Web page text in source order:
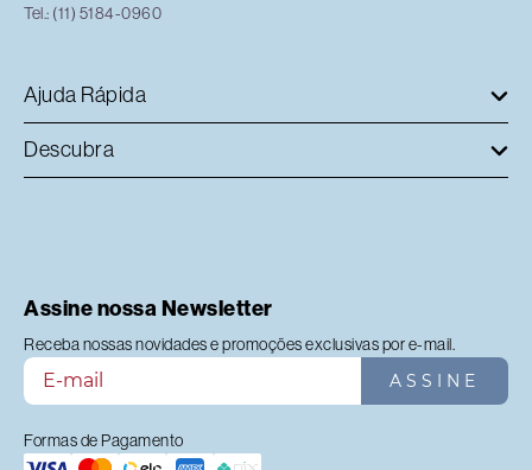
Tel.: (11) 5184-0960
Ajuda Rápida
Descubra
Assine nossa Newsletter
Receba nossas novidades e promoções exclusivas por e-mail.
ASSINE
Formas de Pagamento